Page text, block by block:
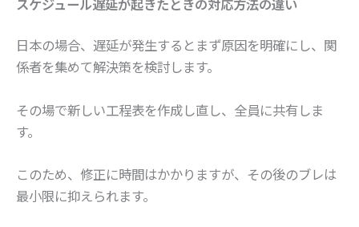
日本の場合、遅延が発生するとまず原因を明確にし、関
係者を集めて解決策を検討します。
その場で新しい工程表を作成し直し、全員に共有しま
す。
このため、修正に時間はかかりますが、その後のブレは
最小限に抑えられます。